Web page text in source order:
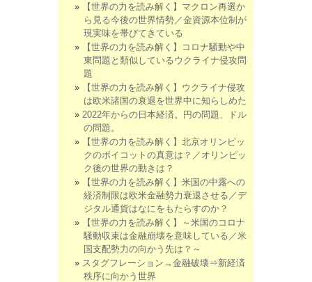
【世界の力を読み解く】マクロン再選か
ら見る今後の世界情勢／金資源本位制が
現実味を帯びてきている
【世界の力を読み解く】コロナ騒動や中
東問題と類似しているウクライナ侵攻問
題
【世界の力を読み解く】ウクライナ侵攻
は欧米諸国の衰退を世界中に知らしめた
2022年からの日本経済。円の問題、ドル
の問題。
【世界の力を読み解く】北京オリンピッ
クのボイコットの真意は？／オリンピッ
ク後の世界の動きは？
【世界の力を読み解く】米国の中露への
経済制限は欧米金融勢力衰退させる／デ
ジタル通貨はなにをもたらすのか？
【世界の力を読み解く】～米国のコロナ
騒動収束は金融崩壊を意味している／米
国支配勢力の向かう先は？～
スタグフレーション→金融破壊⇒新経済
秩序に向かう世界